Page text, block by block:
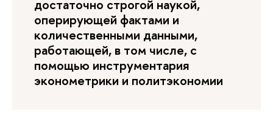
достаточно строгой наукой,
оперирующей фактами и
количественными данными,
работающей, в том числе, с
помощью инструментария
эконометрики и политэкономии